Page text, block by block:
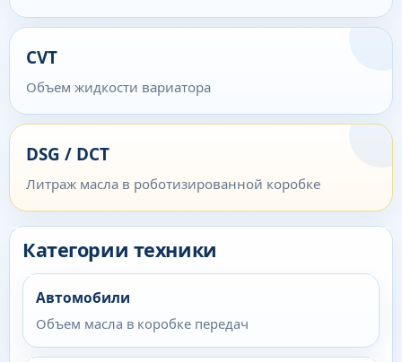
CVT
Объем жидкости вариатора
DSG / DCT
Литраж масла в роботизированной коробке
Категории техники
Автомобили
Объем масла в коробке передач